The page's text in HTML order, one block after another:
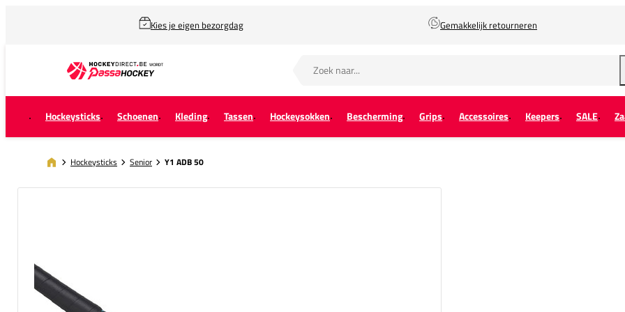
Kies je eigen bezorgdag Gemakkelijk retourneren
Hockeysticks Schoenen Kleding Tassen Hockeysokken Bescherming Grips Accessoires Keepers SALE
Hockeysticks Senior Y1 ADB 50